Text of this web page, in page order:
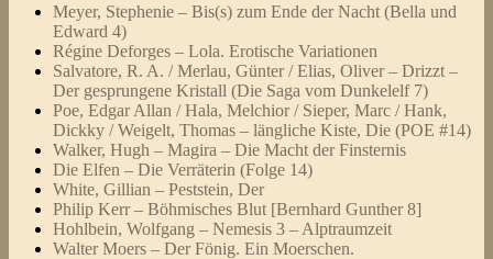
Meyer, Stephenie – Bis(s) zum Ende der Nacht (Bella und
Edward 4)
Régine Deforges – Lola. Erotische Variationen
Salvatore, R. A. / Merlau, Günter / Elias, Oliver – Drizzt –
Der gesprungene Kristall (Die Saga vom Dunkelelf 7)
Poe, Edgar Allan / Hala, Melchior / Sieper, Marc / Hank,
Dickky / Weigelt, Thomas – längliche Kiste, Die (POE #14)
Walker, Hugh – Magira – Die Macht der Finsternis
Die Elfen – Die Verräterin (Folge 14)
White, Gillian – Peststein, Der
Philip Kerr – Böhmisches Blut [Bernhard Gunther 8]
Hohlbein, Wolfgang – Nemesis 3 – Alptraumzeit
Walter Moers – Der Fönig. Ein Moerschen.